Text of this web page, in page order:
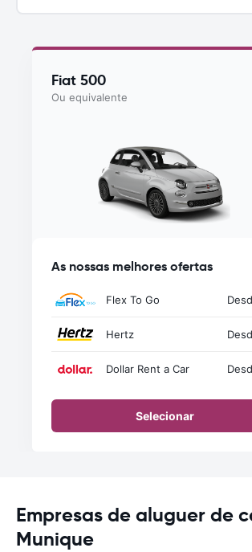
Fiat 500
Ou equivalente
As nossas melhores ofertas
Flex To Go
Hertz
Dollar Rent a Car
Selecionar
Empresas de aluguer de
Munique